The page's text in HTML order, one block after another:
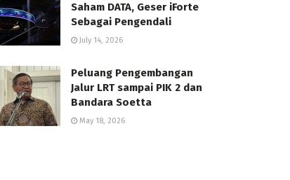
Saham DATA, Geser iForte
Sebagai Pengendali
July 14, 2026
Peluang Pengembangan
Jalur LRT sampai PIK 2 dan
Bandara Soetta
May 18, 2026